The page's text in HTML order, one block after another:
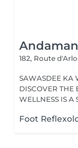
182, Route
SAWASDEE KA
DISCOVER THE
WELLNESS IS A
Foot